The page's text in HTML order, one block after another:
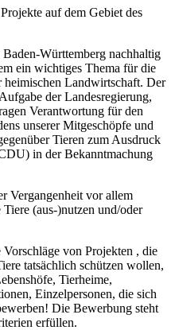
auf dem Gebiet des
Württemberg nachhaltig
ein wichtiges Thema für die
Landwirtschaft. Der
der Landesregierung,
Verantwortung für den
unserer Mitgeschöpfe und
Tieren zum Ausdruck
in der Bekanntmachung
Vergangenheit vor allem
(aus-)nutzen und/oder
von Projekten , die
tatsächlich schützen wollen,
Tierheime,
Einzelpersonen, die sich
Die Bewerbung steht
erfüllen.